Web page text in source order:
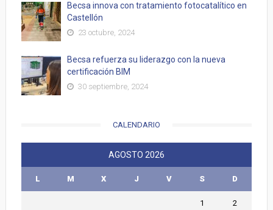
Becsa innova con tratamiento fotocatalítico en
Castellón
23 octubre, 2024
Becsa refuerza su liderazgo con la nueva
certificación BIM
30 septiembre, 2024
CALENDARIO
AGOSTO 2026
L M X J V S D
1 2